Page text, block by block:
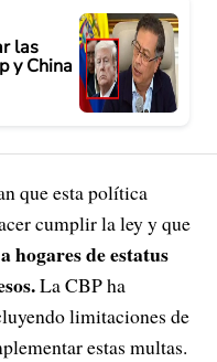
las
y China
que esta política
cumplir la ley y que
hogares de estatus
La CBP ha
limitaciones de
estas multas.